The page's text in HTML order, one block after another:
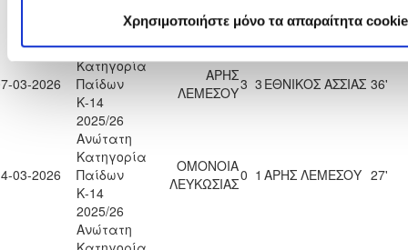
Χρησιμοποιήστε μόνο τα απαραίτητα
2025/26
03-2026
Ανώτατη
Κατηγορία
Παίδων
Κ-14
2025/26
ΑΡΗΣ
ΛΕΜΕΣΟΥ3 3 ΕΘΝΙΚΟΣ ΑΣΣΙΑΣ 36'
03-2026
Ανώτατη
Κατηγορία
Παίδων
Κ-14
2025/26
ΟΜΟΝΟΙΑ
ΛΕΥΚΩΣΙΑΣ0 1 ΑΡΗΣ ΛΕΜΕΣΟΥ 27'
Ανώτατη